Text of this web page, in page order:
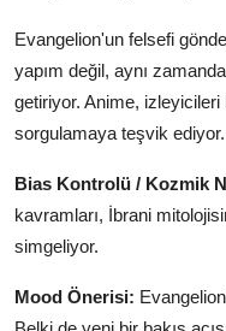
Evangelion'un felsefi
yapım değil, aynı
getiriyor. Anime, izleyicileri
sorgulamaya teşvik ediyor.
Bias Kontrolü / Kozmik
kavramları, İbrani
simgeliyor.
Mood Önerisi: